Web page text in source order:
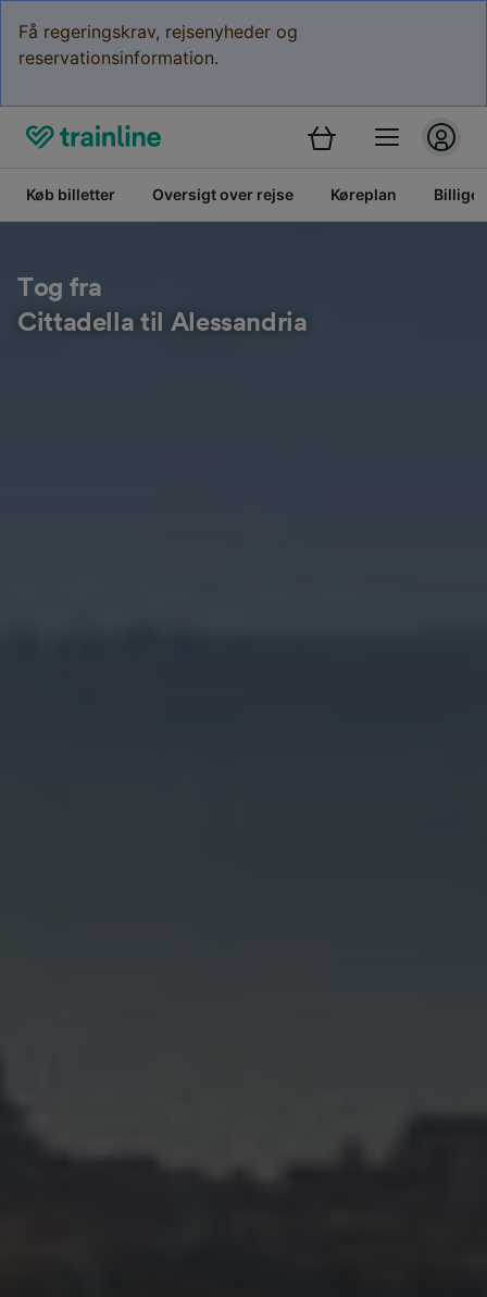
Få regeringskrav, rejsenyheder og
reservationsinformation.
Køb billetter Oversigt over rejse Køreplan Billige
Tog fra
Cittadella til Alessandria